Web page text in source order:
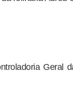
Geral